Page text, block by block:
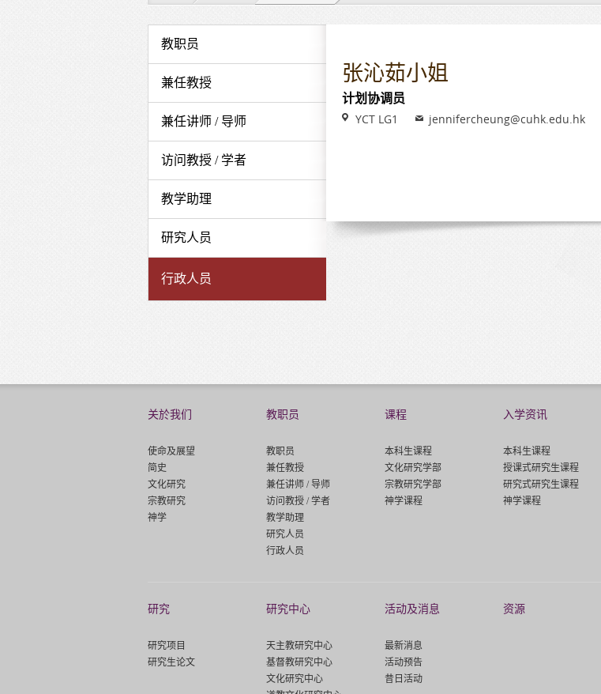
教
职
员
行
政
人
员
教职员
兼任教授
兼任讲师 / 导师
访问教授 / 学者
教学助理
研究人员
行政人员
张沁茹小姐
计划协调员
VenueYCT LG1 Emailjennifercheung@cuhk.edu.hk
关於我们
使命及展望
简史
文化研究
宗教研究
神学
教职员
教职员
兼任教授
兼任讲师 / 导师
访问教授 / 学者
教学助理
研究人员
行政人员
课程
本科生课程
文化研究学部
宗教研究学部
神学课程
入学资讯
本科生课程
授课式研究生课程
研究式研究生课程
神学课程
研究
研究项目
研究生论文
研究中心
天主教研究中心
基督教研究中心
文化研究中心
活动及消息
最新消息
活动预告
昔日活动
资源